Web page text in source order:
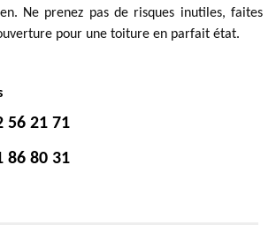
Ne prenez pas de risques inutiles, faites
pour une toiture en parfait état.
56 21 71
86 80 31